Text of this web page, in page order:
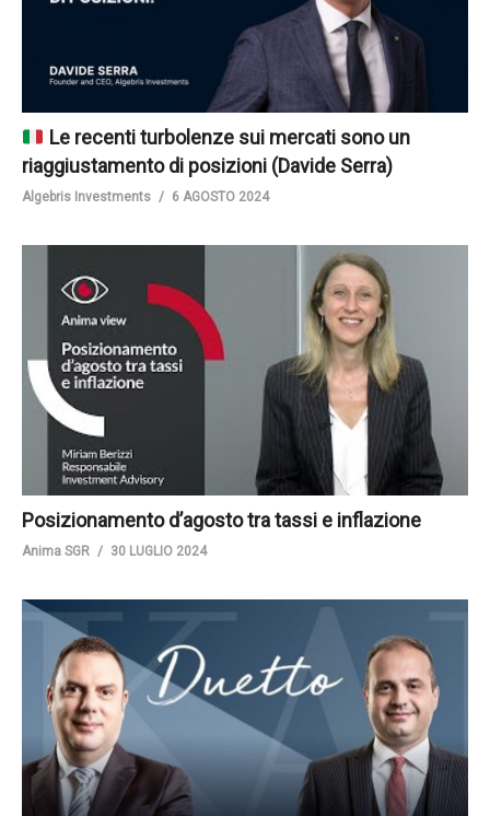
Le recenti turbolenze sui mercati sono un
riaggiustamento di posizioni (Davide Serra)
Algebris Investments 6 AGOSTO 2024
Posizionamento d’agosto tra tassi e inflazione
Anima SGR 30 LUGLIO 2024